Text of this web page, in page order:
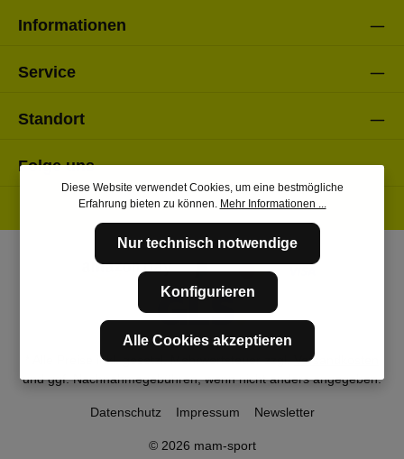
Informationen
Service
Standort
Folge uns
* Alle Preise inkl. gesetzl. Mehrwertsteuer zzgl.Versandkosten
und ggf. Nachnahmegebühren, wenn nicht anders angegeben.
© 2026 mam-sport
Datenschutz Impressum Newsletter
Diese Website verwendet Cookies, um eine bestmögliche
Erfahrung bieten zu können. Mehr Informationen ...
Nur technisch notwendige
Konfigurieren
Alle Cookies akzeptieren